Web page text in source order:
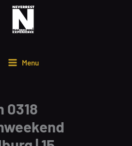
Menu
0318